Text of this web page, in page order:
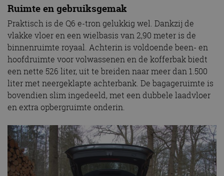
Ruimte en gebruiksgemak
Praktisch is de Q6 e-tron gelukkig wel. Dankzij de
vlakke vloer en een wielbasis van 2,90 meter is de
binnenruimte royaal. Achterin is voldoende been- en
hoofdruimte voor volwassenen en de kofferbak biedt
een nette 526 liter, uit te breiden naar meer dan 1.500
liter met neergeklapte achterbank. De bagageruimte is
bovendien slim ingedeeld, met een dubbele laadvloer
en extra opbergruimte onderin.